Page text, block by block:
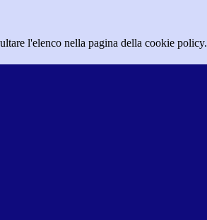
l'elenco nella pagina della cookie policy.